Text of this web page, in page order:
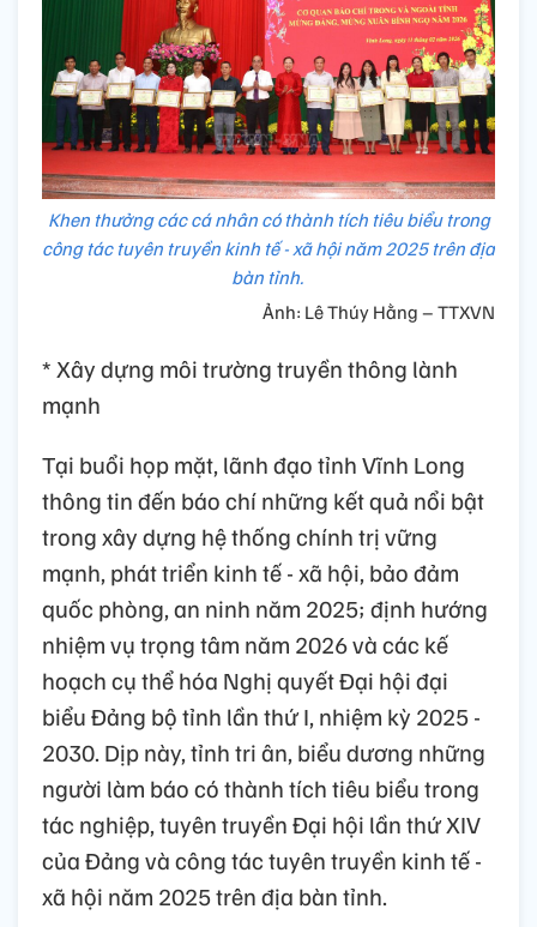
Khen thưởng các cá nhân có thành tích tiêu biểu trong
công tác tuyên truyền kinh tế - xã hội năm 2025 trên địa
bàn tỉnh.
Ảnh: Lê Thúy Hằng – TTXVN
* Xây dựng môi trường truyền thông lành
mạnh
Tại buổi họp mặt, lãnh đạo tỉnh Vĩnh Long
thông tin đến báo chí những kết quả nổi bật
trong xây dựng hệ thống chính trị vững
mạnh, phát triển kinh tế - xã hội, bảo đảm
quốc phòng, an ninh năm 2025; định hướng
nhiệm vụ trọng tâm năm 2026 và các kế
hoạch cụ thể hóa Nghị quyết Đại hội đại
biểu Đảng bộ tỉnh lần thứ I, nhiệm kỳ 2025 -
2030. Dịp này, tỉnh tri ân, biểu dương những
người làm báo có thành tích tiêu biểu trong
tác nghiệp, tuyên truyền Đại hội lần thứ XIV
của Đảng và công tác tuyên truyền kinh tế -
xã hội năm 2025 trên địa bàn tỉnh.